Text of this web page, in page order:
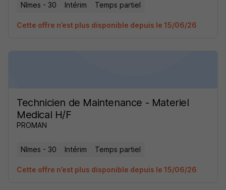
Nîmes - 30 Intérim Temps partiel
Cette offre n’est plus disponible depuis le 15/06/26
Technicien de Maintenance - Materiel
Medical H/F
PROMAN
Nîmes - 30 Intérim Temps partiel
Cette offre n’est plus disponible depuis le 15/06/26